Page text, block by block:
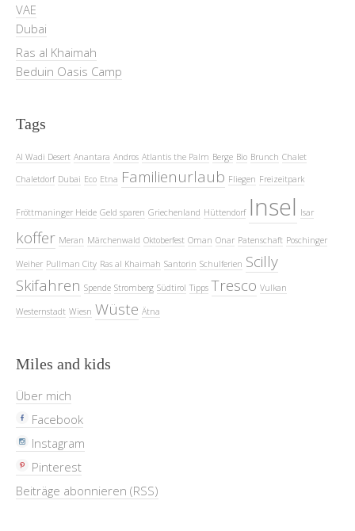
VAE
Dubai
Ras al Khaimah
Beduin Oasis Camp
Tags
Al Wadi Desert Anantara Andros Atlantis the Palm Berge Bio Brunch Chalet
Chaletdorf Dubai Eco Etna Familienurlaub Fliegen Freizeitpark
Fröttmaninger Heide Geld sparen Griechenland Hüttendorf Insel Isar
koffer Meran Märchenwald Oktoberfest Oman Onar Patenschaft Poschinger
Weiher Pullman City Ras al Khaimah Santorin Schulferien Scilly
Skifahren Spende Stromberg Südtirol Tipps Tresco Vulkan
Westernstadt Wiesn Wüste Ätna
Miles and kids
Über mich
Facebook
Instagram
Pinterest
Beiträge abonnieren (RSS)